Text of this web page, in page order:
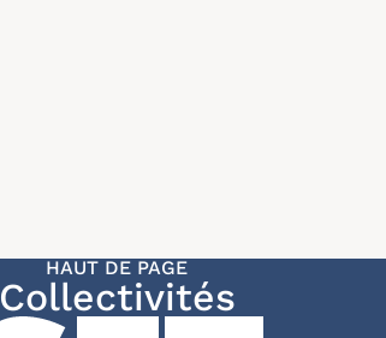
HAUT DE PAGE
Collectivités